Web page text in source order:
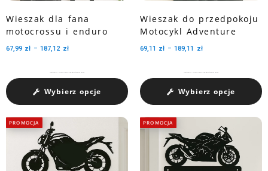
Wieszak dla fana
motocrossu i enduro
67,99 zł – 187,12 zł
Wybierz opcje
Wieszak do przedpokoju
Motocykl Adventure
69,11 zł – 189,11 zł
Wybierz opcje
PROMOCJA PROMOCJA